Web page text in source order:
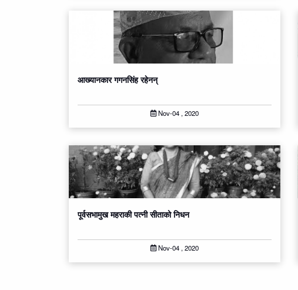
आख्यानकार गगनसिंह रहेनन्
Nov-04 , 2020
पूर्वसभामुख महराकी पत्नी सीताको निधन
Nov-04 , 2020